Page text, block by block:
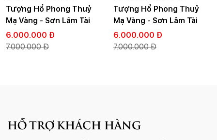
Tượng Hổ Phong Thuỷ
Mạ Vàng - Sơn Lâm Tài
Lộc
6.000.000 Đ
7.000.000 Đ
Tượng Hổ Phong Thuỷ
Mạ Vàng - Sơn Lâm Tài
Lộc
6.000.000 Đ
7.000.000 Đ
HỖ TRỢ KHÁCH HÀNG